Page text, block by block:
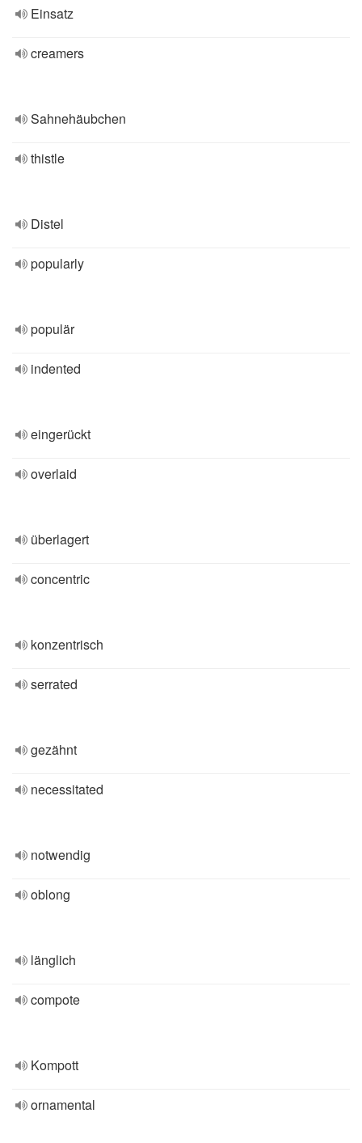
Einsatz
creamers
Sahnehäubchen
thistle
Distel
popularly
populär
indented
eingerückt
overlaid
überlagert
concentric
konzentrisch
serrated
gezähnt
necessitated
notwendig
oblong
länglich
compote
Kompott
ornamental